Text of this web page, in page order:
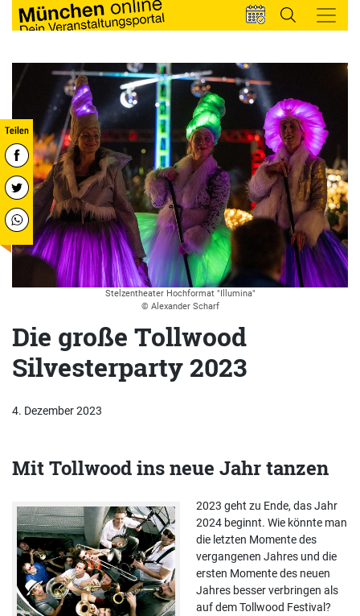
Stelzentheater Hochformat "Illumina"
© Alexander Scharf
Die große Tollwood
Silvesterparty 2023
4. Dezember 2023
Mit Tollwood ins neue Jahr tanzen
2023 geht zu Ende, das Jahr
2024 beginnt. Wie könnte man
die letzten Momente des
vergangenen Jahres und die
ersten Momente des neuen
Jahres besser verbringen als
auf dem Tollwood Festival?